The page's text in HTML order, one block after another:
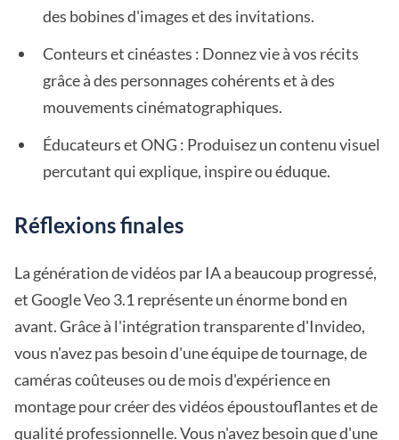
des bobines d'images et des invitations.
Conteurs et cinéastes : Donnez vie à vos récits
grâce à des personnages cohérents et à des
mouvements cinématographiques.
Éducateurs et ONG : Produisez un contenu visuel
percutant qui explique, inspire ou éduque.
Réflexions finales
La génération de vidéos par IA a beaucoup progressé,
et Google Veo 3.1 représente un énorme bond en
avant. Grâce à l'intégration transparente d'Invideo,
vous n'avez pas besoin d'une équipe de tournage, de
caméras coûteuses ou de mois d'expérience en
montage pour créer des vidéos époustouflantes et de
qualité professionnelle. Vous n'avez besoin que d'une